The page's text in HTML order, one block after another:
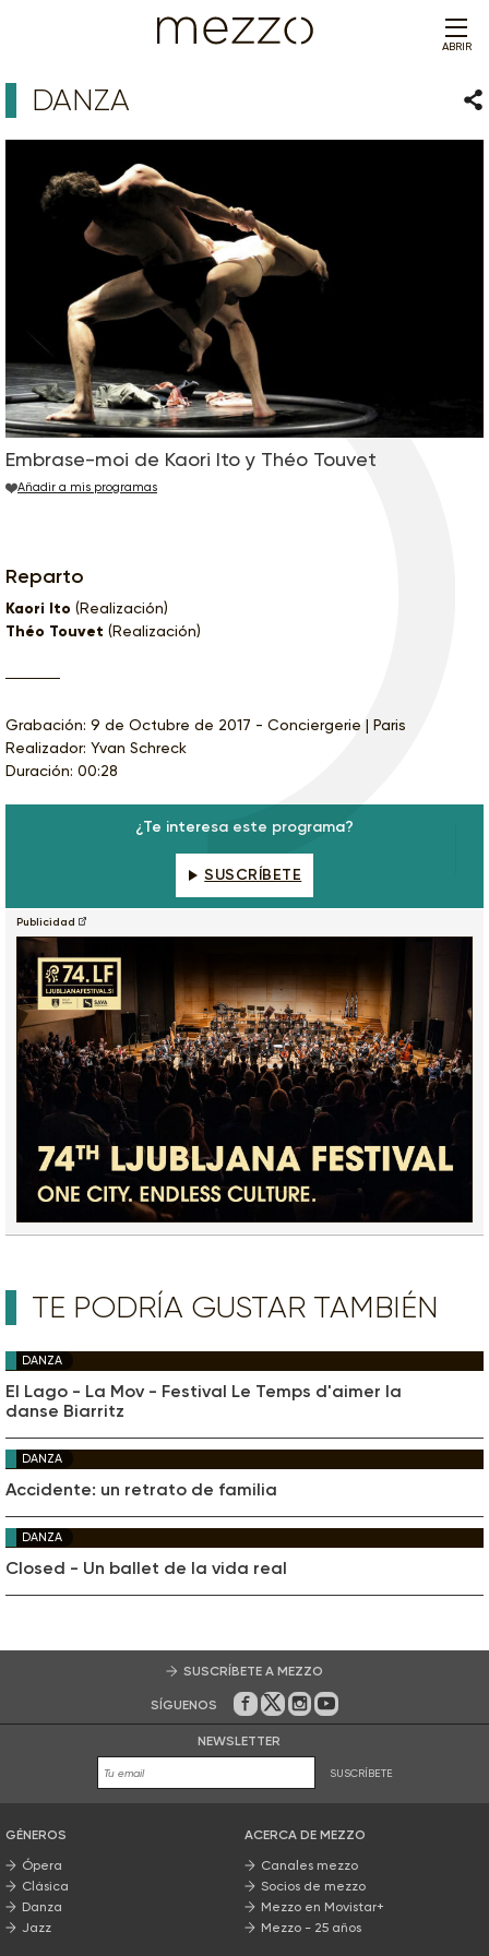
ABRIR
DANZA
Embrase-moi de Kaori Ito y Théo Touvet
Añadir a mis programas
Reparto
Kaori Ito (Realización)
Théo Touvet (Realización)
Grabación: 9 de Octubre de 2017 - Conciergerie | Paris
Realizador: Yvan Schreck
Duración: 00:28
¿Te interesa este programa?
SUSCRÍBETE
Publicidad
TE PODRÍA GUSTAR TAMBIÉN
DANZA
El Lago - La Mov - Festival Le Temps d'aimer la
danse Biarritz
DANZA
Accidente: un retrato de familia
DANZA
Closed - Un ballet de la vida real
SUSCRÍBETE A MEZZO
SÍGUENOS En Facebook
En Twitter
En Instagram
En Youtube
NEWSLETTER
SUSCRÍBETE
GÉNEROS
Ópera
Clásica
Danza
Jazz
ACERCA DE MEZZO
Canales mezzo
Socios de mezzo
Mezzo en Movistar+
Mezzo - 25 años